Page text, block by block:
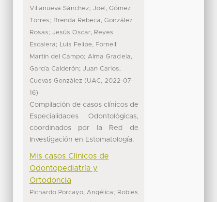
Villanueva Sánchez; Joel, Gómez
Torres; Brenda Rebeca, González
Rosas; Jesús Oscar, Reyes
Escalera; Luis Felipe, Fornelli
Martín del Campo; Alma Graciela,
García Calderón; Juan Carlos,
Cuevas González (UAC, 2022-07-
16)
Compilación de casos clínicos de
Especialidades Odontológicas,
coordinados por la Red de
Investigación en Estomatología.
Mis casos Clínicos de
Odontopediatría y
Ortodoncia
Pichardo Porcayo, Angélica; Robles